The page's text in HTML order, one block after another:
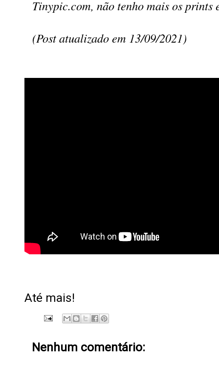
Tinypic.com, não tenho mais os prints
(Post atualizado em 13/09/2021)
Até mais!
Nenhum comentário: